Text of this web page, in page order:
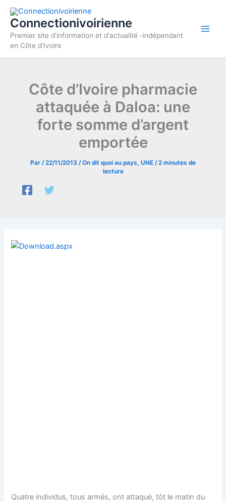
Aller
contenu
Connectionivoirienne
Premier site d'information et d'actualité -indépendant
en Côte d'Ivoire
Côte d’Ivoire pharmacie
attaquée à Daloa: une
forte somme d’argent
emportée
Par /22/11/2013 /On dit quoi au pays, UNE /2 minutes de
lecture
Quatre individus, tous armés, ont attaqué, tôt le matin du